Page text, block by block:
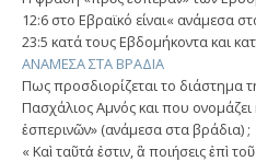
12:6 στο Εβραϊκό είναι« ανάμεσα
23:5 κατά τους Εβδομήκοντα και
ΑΝΑΜΕΣΑ ΣΤΑ ΒΡΑΔΙΑ
Πως προσδιορίζεται το διάστημα
Πασχάλιος Αμνός και που
ἑσπερινῶν» (ανάμεσα στα βράδια) ;
« Καὶ ταῦτά ἐστιν, ἃ ποιήσεις ἐπὶ